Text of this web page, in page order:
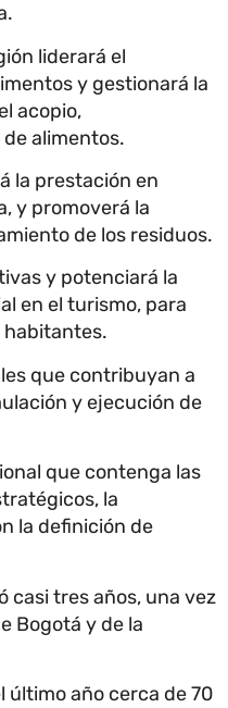
liderará el
y gestionará la
acopio,
alimentos.
la prestación en
y promoverá la
de los residuos.
y potenciará la
en el turismo, para
habitantes.
que contribuyan a
y ejecución de
que contenga las
la
la definición de
casi tres años, una vez
Bogotá y de la
último año cerca de 70